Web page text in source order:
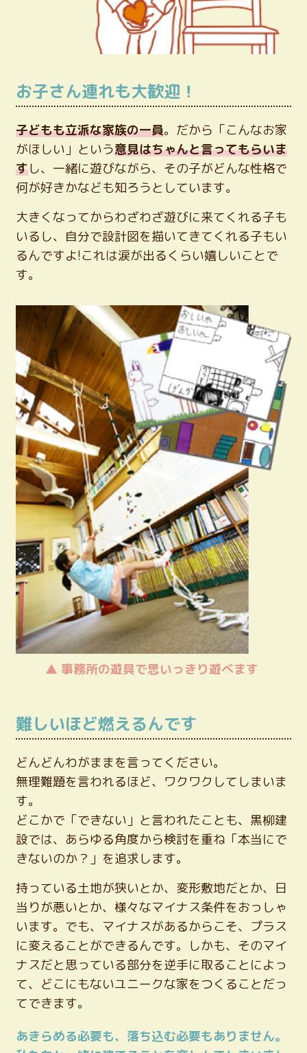
お子さん連れも大歓迎！
子どもも立派な家族の一員。だから「こんなお家
がほしい」という意見はちゃんと言ってもらいま
すし、一緒に遊びながら、その子がどんな性格で
何が好きかなども知ろうとしています。
大きくなってからわざわざ遊びに来てくれる子も
いるし、自分で設計図を描いてきてくれる子もい
るんですよ!これは涙が出るくらい嬉しいことで
す。
▲ 事務所の遊具で思いっきり遊べます
難しいほど燃えるんです
どんどんわがままを言ってください。
無理難題を言われるほど、ワクワクしてしまいま
す。
どこかで「できない」と言われたことも、黒柳建
設では、あらゆる角度から検討を重ね「本当にで
きないのか？」を追求します。
持っている土地が狭いとか、変形敷地だとか、日
当りが悪いとか、様々なマイナス条件をおっしゃ
います。でも、マイナスがあるからこそ、プラス
に変えることができるんです。しかも、そのマイ
ナスだと思っている部分を逆手に取ることによっ
て、どこにもないユニークな家をつくることだっ
てできます。
あきらめる必要も、落ち込む必要もありません。